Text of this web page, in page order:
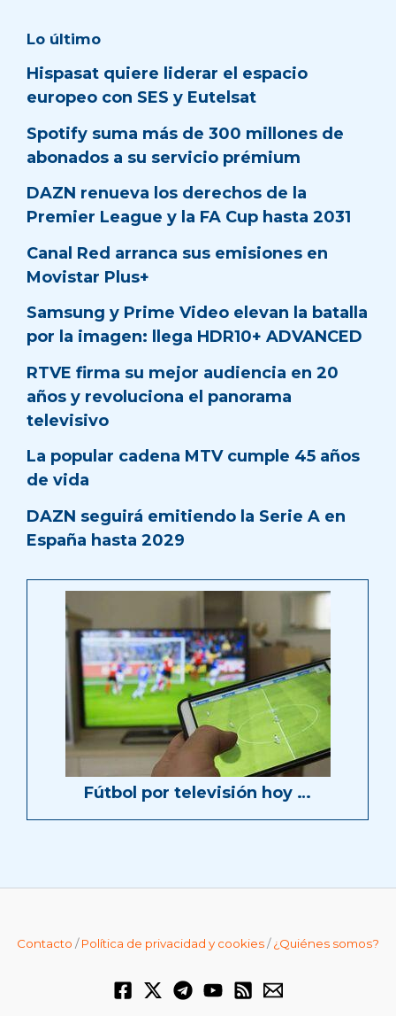
Lo último
Hispasat quiere liderar el espacio
europeo con SES y Eutelsat
Spotify suma más de 300 millones de
abonados a su servicio prémium
DAZN renueva los derechos de la
Premier League y la FA Cup hasta 2031
Canal Red arranca sus emisiones en
Movistar Plus+
Samsung y Prime Video elevan la batalla
por la imagen: llega HDR10+ ADVANCED
RTVE firma su mejor audiencia en 20
años y revoluciona el panorama
televisivo
La popular cadena MTV cumple 45 años
de vida
DAZN seguirá emitiendo la Serie A en
España hasta 2029
Fútbol por televisión hoy …
Contacto /Política de privacidad y cookies/¿Quiénes somos?